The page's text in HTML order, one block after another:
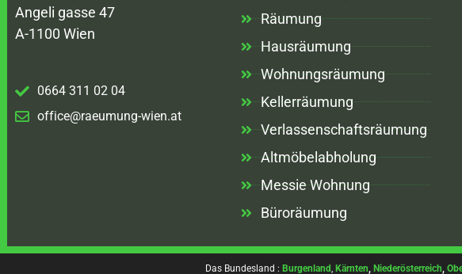
Angeli gasse 47
A-1100 Wien
0664 311 02 04
office@raeumung-wien.at
Räumung
Hausräumung
Wohnungsräumung
Kellerräumung
Verlassenschaftsräumung
Altmöbelabholung
Messie Wohnung
Büroräumung
Das Bundesland : Burgenland Kärnten Niederösterreich